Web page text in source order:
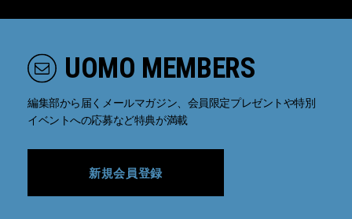
UOMO MEMBERS
編集部から届くメールマガジン、会員限定プレゼントや特別
イベントへの応募など特典が満載
新規会員登録